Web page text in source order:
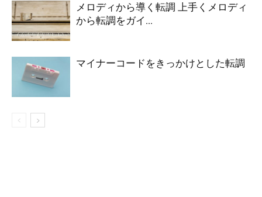
メロディから導く転調 上手くメロディ
から転調をガイ...
マイナーコードをきっかけとした転調